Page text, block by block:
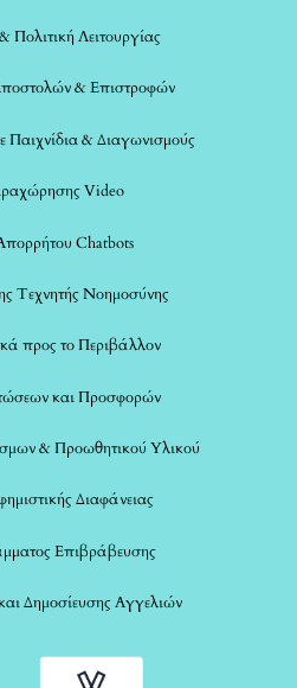
Λειτουργίας
& Επιστροφών
Παιχνίδια & Διαγωνισμούς
Video
Chatbots
Τεχνητής Νοημοσύνης
προς το Περιβάλλον
και Προσφορών
& Προωθητικού Υλικού
Διαφάνειας
Επιβράβευσης
Δημοσίευσης Αγγελιών